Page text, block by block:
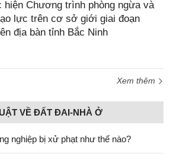
hiện Chương trình phòng ngừa và
lực trên cơ sở giới giai đoạn
địa bàn tỉnh Bắc Ninh
Xem thêm
VỀ ĐẤT ĐAI-NHÀ Ở
nghiệp bị xử phạt như thế nào?